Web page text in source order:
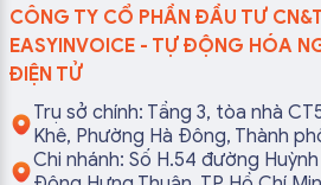
CÔNG TY CỔ PHẦN ĐẦU TƯ
EASYINVOICE - TỰ ĐỘNG HÓA
ĐIỆN TỬ
Trụ sở chính: Tầng 3, tòa nhà
Khê, Phường Hà Đông, Thành
Chi nhánh: Số H.54 đường